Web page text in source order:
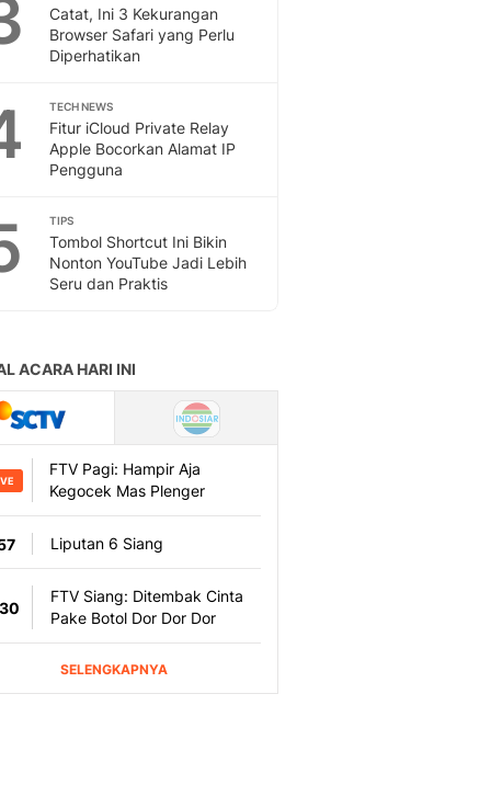
Catat, Ini 3 Kekurangan
Browser Safari yang Perlu
Diperhatikan
TECH NEWS
Fitur iCloud Private Relay
Apple Bocorkan Alamat IP
Pengguna
TIPS
Tombol Shortcut Ini Bikin
Nonton YouTube Jadi Lebih
Seru dan Praktis